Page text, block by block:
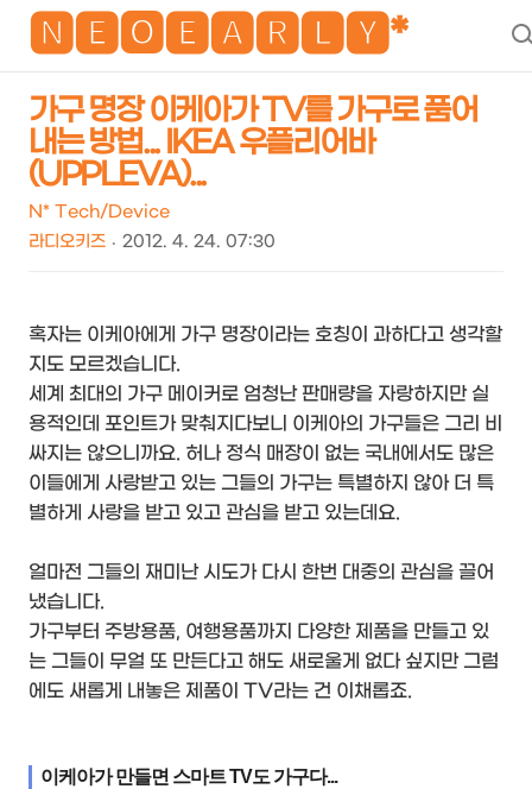
🅽🅴🅾🅴🅰🆁🅻🆈*
가구 명장 이케아가 TV를 가구로 품어
내는 방법... IKEA 우플리어바
(UPPLEVA)...
N* Tech/Device
라디오키즈
2012. 4. 24. 07:30
혹자는 이케아에게 가구 명장이라는 호칭이 과하다고 생각할
지도 모르겠습니다.
세계 최대의 가구 메이커로 엄청난 판매량을 자랑하지만 실
용적인데 포인트가 맞춰지다보니 이케아의 가구들은 그리 비
싸지는 않으니까요. 허나 정식 매장이 없는 국내에서도 많은
이들에게 사랑받고 있는 그들의 가구는 특별하지 않아 더 특
별하게 사랑을 받고 있고 관심을 받고 있는데요.
얼마전 그들의 재미난 시도가 다시 한번 대중의 관심을 끌어
냈습니다.
가구부터 주방용품, 여행용품까지 다양한 제품을 만들고 있
는 그들이 무얼 또 만든다고 해도 새로울게 없다 싶지만 그럼
에도 새롭게 내놓은 제품이 TV라는 건 이채롭죠.
이케아가 만들면 스마트 TV도 가구다...